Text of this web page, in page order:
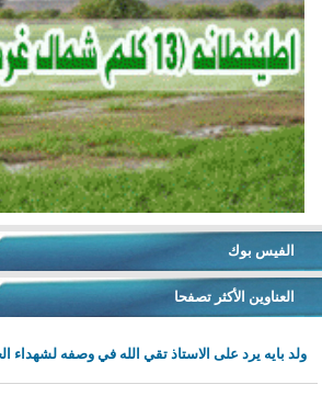
الفيس بوك
العناوين الأكثر تصفحا
ولد بايه يرد على الاستاذ تقي الله في وصفه لشهداء